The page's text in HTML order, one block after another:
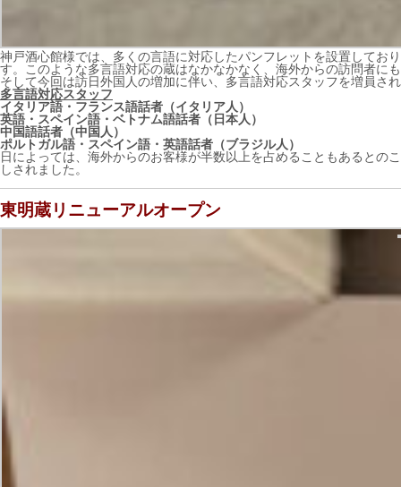
神戸酒心館様では、多くの言語に対応したパンフレットを設置してお
す。このような多言語対応の蔵はなかなかなく、海外からの訪問者に
そして今回は訪日外国人の増加に伴い、多言語対応スタッフを増員さ
多言語対応スタッフ
イタリア語・フランス語話者（イタリア人）
英語・スペイン語・ベトナム語話者（日本人）
中国語話者（中国人）
ポルトガル語・スペイン語・英語話者（ブラジル人）
日によっては、海外からのお客様が半数以上を占めることもあると
しされました。
東明蔵リニューアルオープン